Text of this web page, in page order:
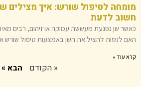
מומחה לטיפול שורש: איך מצילים
חשוב לדעת
כאשר שן נפגעת מעששת עמוקה או זיהום, רבים
האם לנסות להציל את השן באמצעות טיפול שורש
קרא עוד »
« הקודם הבא »